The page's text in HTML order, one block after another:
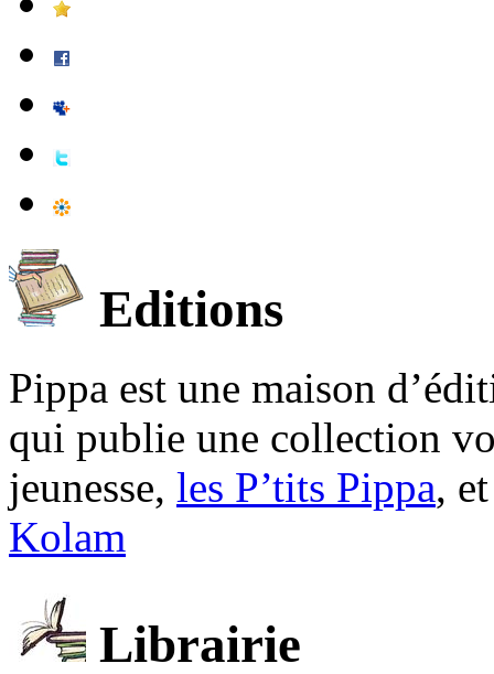
Editions
Pippa est une maison
qui publie une collection
jeunesse, les P’tits Pippa,
Kolam
Librairie